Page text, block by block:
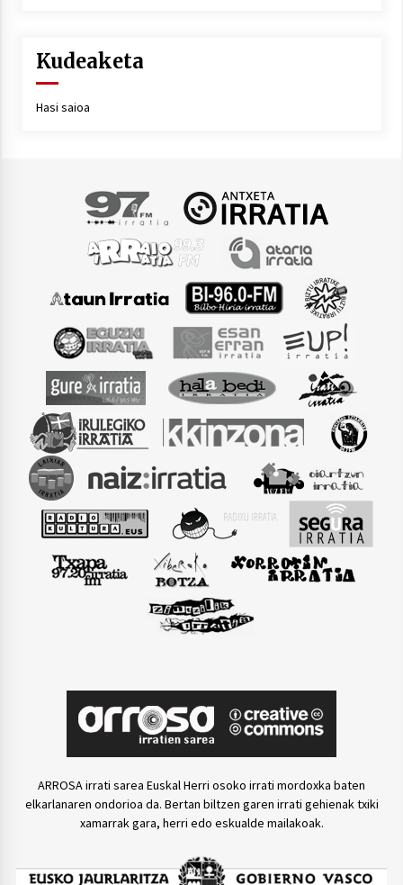
Kudeaketa
Hasi saioa
ARROSA irrati sarea Euskal Herri osoko irrati mordoxka baten
elkarlanaren ondorioa da. Bertan biltzen garen irrati gehienak txiki
xamarrak gara, herri edo eskualde mailakoak.